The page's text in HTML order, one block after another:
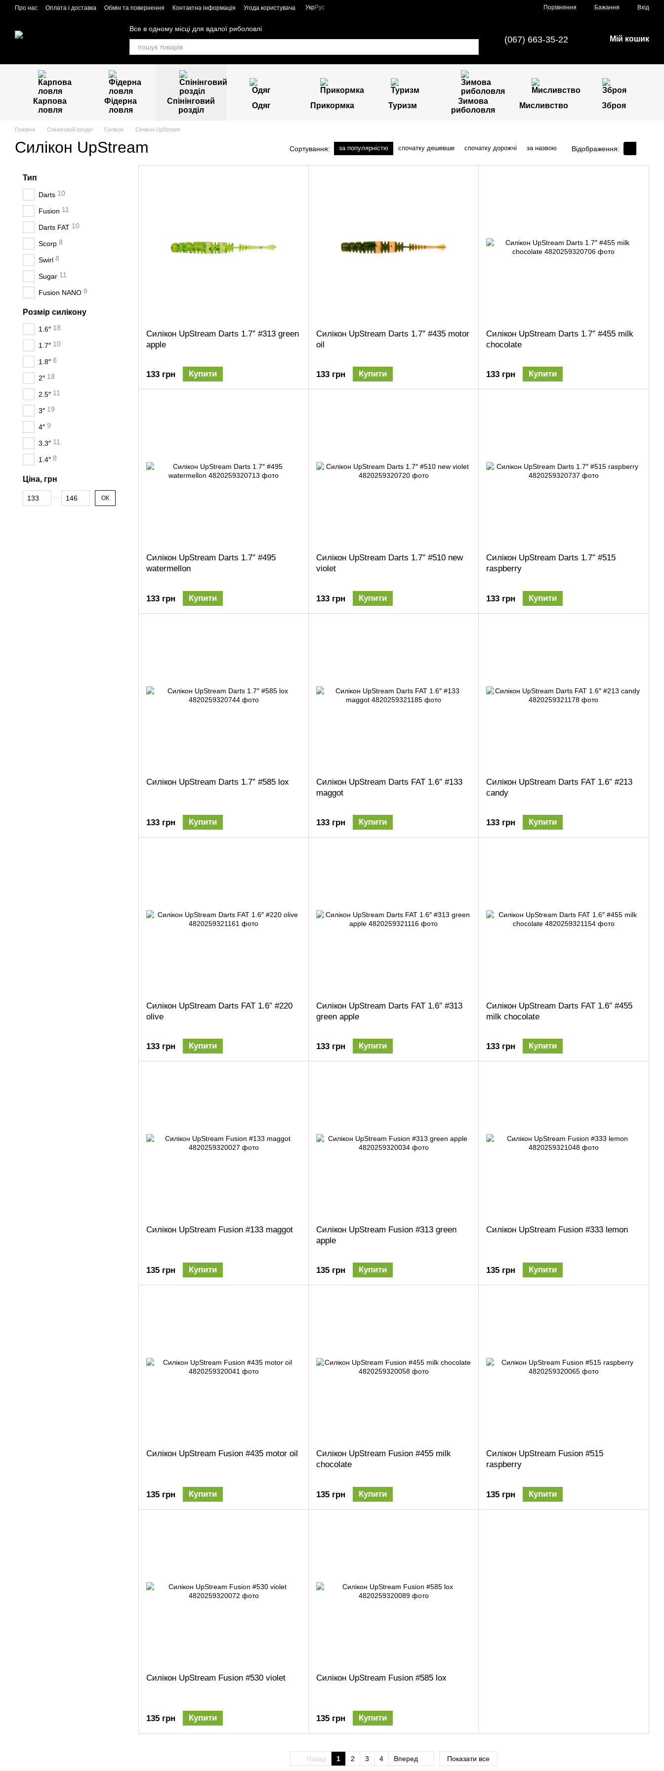
Перейти до основного контенту
Про нас Оплата і доставка Обмін та повернення Контактна інформація Угода користувача УкрРус Порівняння Бажання Вхід
Все в одному місці для вдалої риболовлі
(067) 663-35-22 Мій кошик
Карпова
ловля
Фідерна
ловля
Спінінговий
розділ
Одяг Прикормка Туризм
Зимова
риболовля
Мисливство Зброя
Головна Спінінговий розділ Силікон Силікон UpStream
Силікон UpStream Сортування: за популярністю спочатку дешевше спочатку дорожчі за назвою Відображення:
Силікон UpStream Darts 1.7″ #313 green
apple
133 грн Купити
Силікон UpStream Darts 1.7″ #435 motor
oil
133 грн Купити
Силікон UpStream Darts 1.7″ #455 milk
chocolate
133 грн Купити
Силікон UpStream Darts 1.7″ #495
watermellon
133 грн Купити
Силікон UpStream Darts 1.7″ #510 new
violet
133 грн Купити
Силікон UpStream Darts 1.7″ #515
raspberry
133 грн Купити
Силікон UpStream Darts 1.7″ #585 lox
133 грн Купити
Силікон UpStream Darts FAT 1.6″ #133
maggot
133 грн Купити
Силікон UpStream Darts FAT 1.6″ #213
candy
133 грн Купити
Силікон UpStream Darts FAT 1.6″ #220
olive
133 грн Купити
Силікон UpStream Darts FAT 1.6″ #313
green apple
133 грн Купити
Силікон UpStream Darts FAT 1.6″ #455
milk chocolate
133 грн Купити
Силікон UpStream Fusion #133 maggot
135 грн Купити
Силікон UpStream Fusion #313 green
apple
135 грн Купити
Силікон UpStream Fusion #333 lemon
135 грн Купити
Силікон UpStream Fusion #435 motor oil
135 грн Купити
Силікон UpStream Fusion #455 milk
chocolate
135 грн Купити
Силікон UpStream Fusion #515
raspberry
135 грн Купити
Силікон UpStream Fusion #530 violet
135 грн Купити
Силікон UpStream Fusion #585 lox
135 грн Купити
Назад 1 2 3 4 Вперед Показати все
Тип
Darts 10
Fusion 11
Darts FAT 10
Scorp 8
Swirl 8
Sugar 11
Fusion NANO 8
Розмір силікону
1.6″ 18
1.7″ 10
1.8″ 8
2″ 18
2.5″ 11
3″ 19
4″ 9
3.3″ 11
1.4″ 8
Ціна, грн
Від Ціна, грн
До Ціна, грн ОК